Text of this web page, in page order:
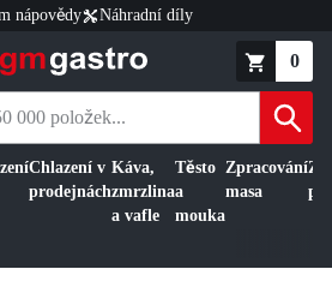
nápovědy Náhradní díly
0
Chlazení v
prodejnách
Káva,
zmrzlina
a vafle
Těsto
a
mouka
Zpracování
masa